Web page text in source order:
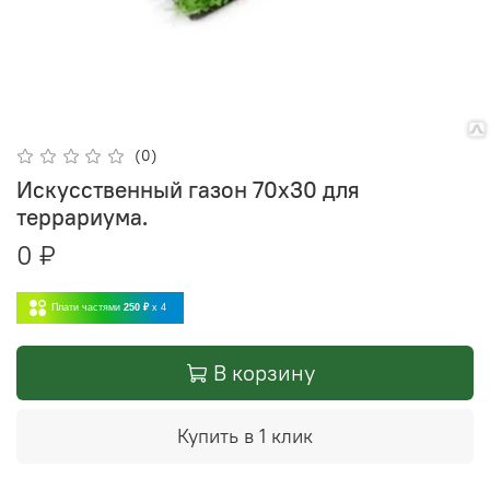
(0)
Искусственный газон 70х30 для
террариума.
0 ₽
Плати частями 250 ₽ x 4
В корзину
Купить в 1 клик